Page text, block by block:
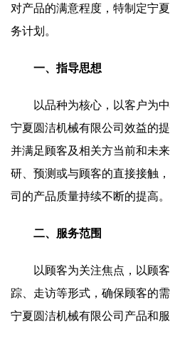
对产品的满意程度，特制定宁
务计划。
一、指导思想
以品种为核心，以客户为
宁夏圆洁机械有限公司效益的
并满足顾客及相关方当前和未
研、预测或与顾客的直接接触
司的产品质量持续不断的提高。
二、服务范围
以顾客为关注焦点，以顾
踪、走访等形式，确保顾客的
宁夏圆洁机械有限公司产品和服